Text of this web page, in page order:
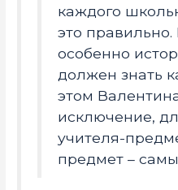
каждого
это
особенно
должен знать
этом
исключение,
учителя-
предмет –